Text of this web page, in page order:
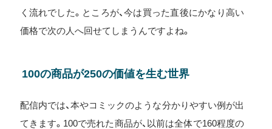
く流れでした。ところが、今は買った直後にかなり高い
価格で次の人へ回せてしまうんですよね。
100の商品が250の価値を生む世界
配信内では、本やコミックのような分かりやすい例が出
てきます。100で売れた商品が、以前は全体で160程度の